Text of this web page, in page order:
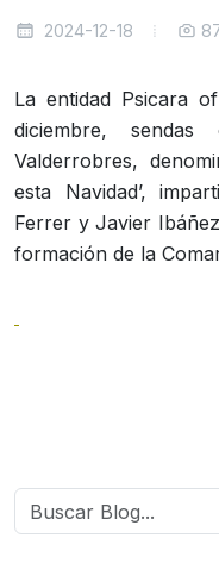
2024-12-18
La entidad Psicara
diciembre,
Valderrobres,
esta Navidad’,
Ferrer y Javier
formación de la